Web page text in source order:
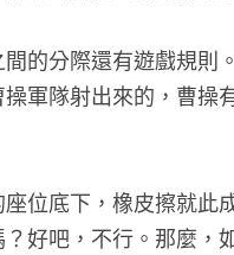
的分際還有遊戲規則
軍隊射出來的，曹操
位底下，橡皮擦就此
好吧，不行。那麼，